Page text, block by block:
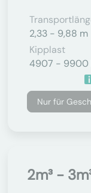
2,33 - 9,88 m
Kipplast
4907 - 9900
Nur für
2m³ -